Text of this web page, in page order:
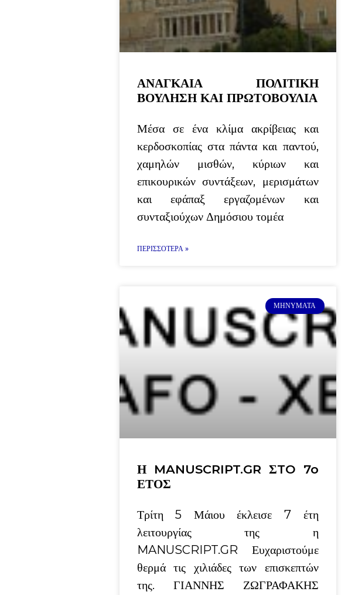
ΑΝΑΓΚΑΙΑ ΠΟΛΙΤΙΚΗ
ΒΟΥΛΗΣΗ ΚΑΙ ΠΡΩΤΟΒΟΥΛΙΑ
Μέσα σε ένα κλίμα ακρίβειας και
κερδοσκοπίας στα πάντα και παντού,
χαμηλών μισθών, κύριων και
επικουρικών συντάξεων, μερισμάτων
και εφάπαξ εργαζομένων και
συνταξιούχων Δημόσιου τομέα
ΠΕΡΙΣΣΌΤΕΡΑ »
ΜΗΝΎΜΑΤΑ
Η MANUSCRIPT.GR ΣTO 7o
ΕΤΟΣ
Τρίτη 5 Μάιου έκλεισε 7 έτη
λειτουργίας της η
MANUSCRIPT.GR Ευχαριστούμε
θερμά τις χιλιάδες των επισκεπτών
της. ΓΙΑΝΝΗΣ ΖΩΓΡΑΦΑΚΗΣ